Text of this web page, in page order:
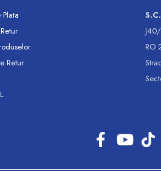
Retur
RO